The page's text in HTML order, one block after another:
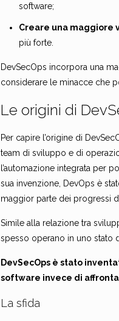
software;
Creare una maggiore
più forte.
DevSecOps incorpora una
considerare le minacce che
Le origini di
Per capire l’origine di
team di sviluppo e di
l’automazione integrata per
sua invenzione, DevOps è
maggior parte dei progressi
Simile alla relazione tra
spesso operano in uno stato
DevSecOps è stato
software invece di
La sfida